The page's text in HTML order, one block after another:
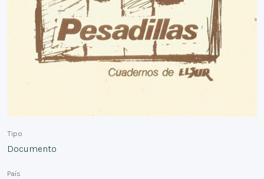
Tipo
Documento
País